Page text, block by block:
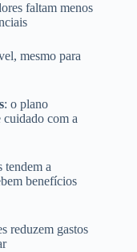
faltam menos
mesmo para
: o plano
cuidado com a
tendem a
benefícios
reduzem gastos